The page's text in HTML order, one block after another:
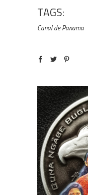
TAGS:
Canal de Panama